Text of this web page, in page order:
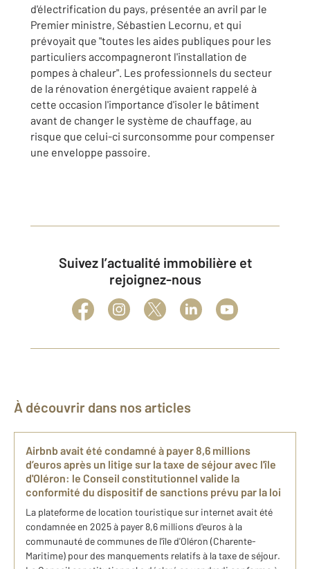
d'électrification du pays, présentée an avril par le
Premier ministre, Sébastien Lecornu, et qui
prévoyait que "toutes les aides publiques pour les
particuliers accompagneront l'installation de
pompes à chaleur". Les professionnels du secteur
de la rénovation énergétique avaient rappelé à
cette occasion l'importance d'isoler le bâtiment
avant de changer le système de chauffage, au
risque que celui-ci surconsomme pour compenser
une enveloppe passoire.
Suivez l’actualité immobilière et
rejoignez-nous
À découvrir dans nos articles
Airbnb avait été condamné à payer 8,6 millions
d’euros après un litige sur la taxe de séjour avec l'île
d'Oléron: le Conseil constitutionnel valide la
conformité du dispositif de sanctions prévu par la loi
La plateforme de location touristique sur internet avait été
condamnée en 2025 à payer 8,6 millions d'euros à la
communauté de communes de l'île d'Oléron (Charente-
Maritime) pour des manquements relatifs à la taxe de séjour.